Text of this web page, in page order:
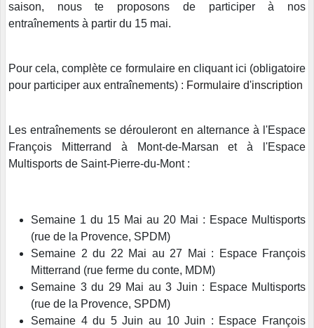
saison, nous te proposons de participer à nos
entraînements à partir du 15 mai.
Pour cela, complète ce formulaire en cliquant ici (obligatoire
pour participer aux entraînements) : Formulaire d'inscription
Les entraînements se dérouleront en alternance à l'Espace
François Mitterrand à Mont-de-Marsan et à l'Espace
Multisports de Saint-Pierre-du-Mont :
Semaine 1 du 15 Mai au 20 Mai : Espace Multisports
(rue de la Provence, SPDM)
Semaine 2 du 22 Mai au 27 Mai : Espace François
Mitterrand (rue ferme du conte, MDM)
Semaine 3 du 29 Mai au 3 Juin : Espace Multisports
(rue de la Provence, SPDM)
Semaine 4 du 5 Juin au 10 Juin : Espace François